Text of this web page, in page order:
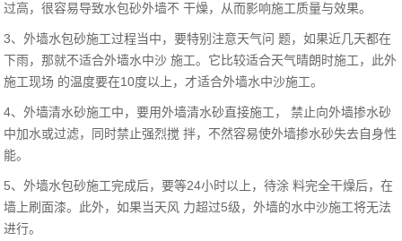
过高，很容易导致水包砂外墙不 干燥，从而影响施工质量与效果。
3、外墙水包砂施工过程当中，要特别注意天气问 题，如果近几天都在
下雨，那就不适合外墙水中沙 施工。它比较适合天气晴朗时施工，此外
施工现场 的温度要在10度以上，才适合外墙水中沙施工。
4、外墙清水砂施工中，要用外墙清水砂直接施工， 禁止向外墙掺水砂
中加水或过滤，同时禁止强烈搅 拌，不然容易使外墙掺水砂失去自身性
能。
5、外墙水包砂施工完成后，要等24小时以上，待涂 料完全干燥后，在
墙上刷面漆。此外，如果当天风 力超过5级，外墙的水中沙施工将无法
进行。